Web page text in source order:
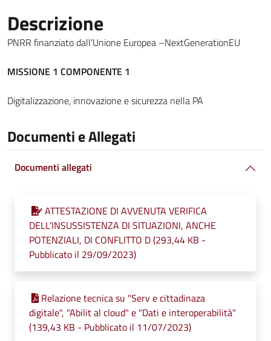
Descrizione
PNRR finanziato dall’Unione Europea –NextGenerationEU
MISSIONE 1 COMPONENTE 1
Digitalizzazione, innovazione e sicurezza nella PA
Documenti e Allegati
Documenti allegati
ATTESTAZIONE DI AVVENUTA VERIFICA
DELL’INSUSSISTENZA DI SITUAZIONI, ANCHE
POTENZIALI, DI CONFLITTO D (293,44 KB -
Pubblicato il 29/09/2023)
Relazione tecnica su "Serv e cittadinaza
digitale", "Abilit al cloud" e "Dati e interoperabilità"
(139,43 KB - Pubblicato il 11/07/2023)